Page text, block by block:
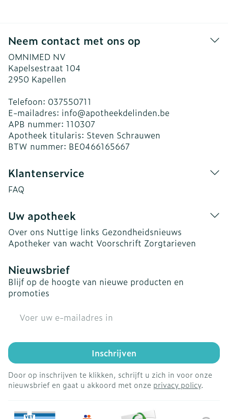
Neem contact met ons op
OMNIMED NV
Kapelsestraat 104
2950 Kapellen
Telefoon: 037550711
E-mailadres: info@apotheekdelinden.be
APB nummer: 110307
Apotheek titularis: Steven Schrauwen
BTW nummer: BE0466165667
Klantenservice
FAQ
Uw apotheek
Over ons Nuttige links Gezondheidsnieuws
Apotheker van wacht Voorschrift Zorgtarieven
Nieuwsbrief
Blijf op de hoogte van nieuwe producten en
promoties
Inschrijven
Door op inschrijven te klikken, schrijft u zich in voor onze
nieuwsbrief en gaat u akkoord met onze privacy policy.